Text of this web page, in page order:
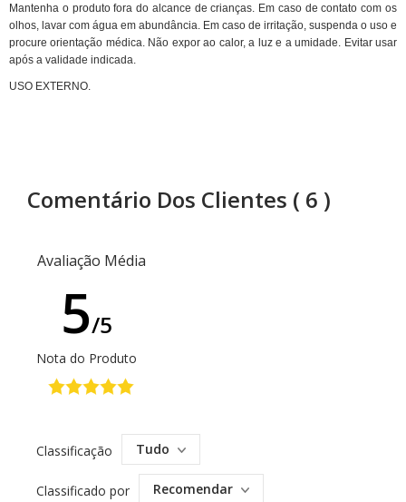
Mantenha o produto fora do alcance de crianças. Em caso de contato com os
olhos, lavar com água em abundância. Em caso de irritação, suspenda o uso e
procure orientação médica. Não expor ao calor, a luz e a umidade. Evitar usar
após a validade indicada.
USO EXTERNO.
Comentário Dos Clientes ( 6 )
Avaliação Média
5/5
Nota do Produto
Classificação Tudo
Classificado por Recomendar